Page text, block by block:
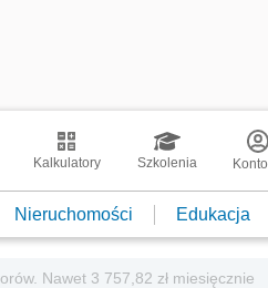
Kalkulatory Szkolenia Konto
Nieruchomości Edukacja
Nawet 3 757,82 zł miesięcznie